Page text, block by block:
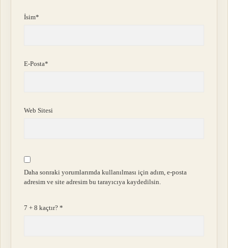
İsim*
E-Posta*
Web Sitesi
Daha sonraki yorumlarımda kullanılması için adım, e-posta
adresim ve site adresim bu tarayıcıya kaydedilsin.
7 + 8 kaçtır?*